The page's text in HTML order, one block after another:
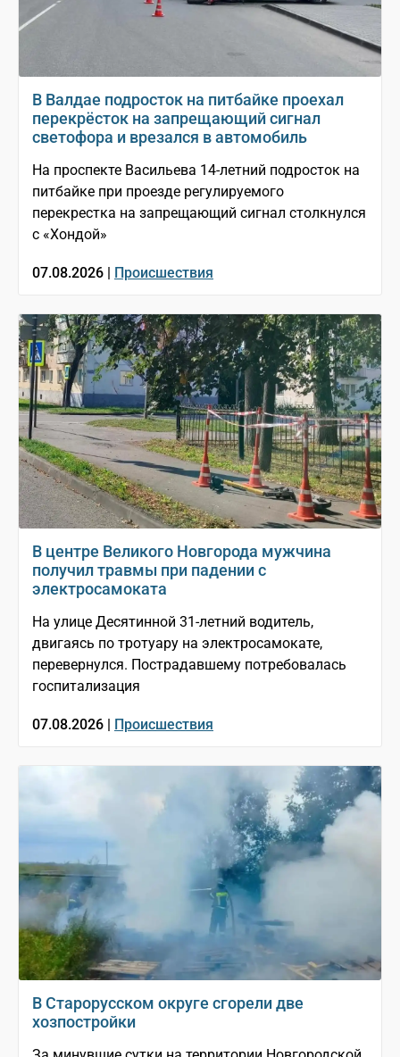
В Валдае подросток на питбайке проехал
перекрёсток на запрещающий сигнал
светофора и врезался в автомобиль
На проспекте Васильева 14-летний подросток на
питбайке при проезде регулируемого
перекрестка на запрещающий сигнал столкнулся
с «Хондой»
07.08.2026 | Происшествия
В центре Великого Новгорода мужчина
получил травмы при падении с
электросамоката
На улице Десятинной 31-летний водитель,
двигаясь по тротуару на электросамокате,
перевернулся. Пострадавшему потребовалась
госпитализация
07.08.2026 | Происшествия
В Старорусском округе сгорели две
хозпостройки